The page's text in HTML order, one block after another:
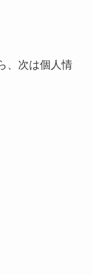
、次は個人情